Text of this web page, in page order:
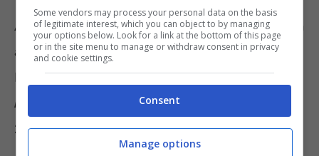
Ad esempio, Tizio ha maturato un TFR lordo in
azienda di 50 mila euro per 30 anni di attività.
Il TFR netto si calcolerà in questo modo:(50
mila euro x 12)/30
. L’importo, dunque, sarà di
20 mila euro.
Some vendors may process your personal data on the basis
of legitimate interest, which you can object to by managing
your options below. Look for a link at the bottom of this page
or in the site menu to manage or withdraw consent in privacy
and cookie settings.
Consent
Manage options